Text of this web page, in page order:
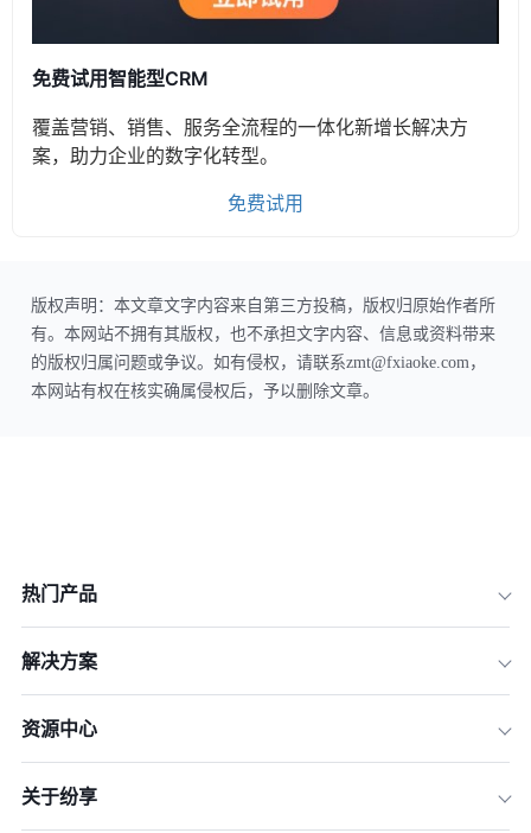
免费试用智能型CRM
覆盖营销、销售、服务全流程的一体化新增长解决方
案，助力企业的数字化转型。
免费试用
版权声明：本文章文字内容来自第三方投稿，版权归原始作者所
有。本网站不拥有其版权，也不承担文字内容、信息或资料带来
的版权归属问题或争议。如有侵权，请联系zmt@fxiaoke.com，
本网站有权在核实确属侵权后，予以删除文章。
热门产品
解决方案
资源中心
关于纷享